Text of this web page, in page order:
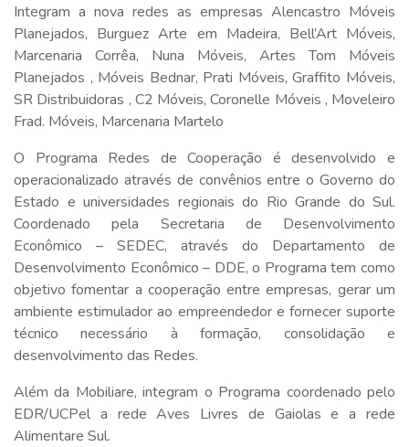
Integram a nova redes as empresas Alencastro Móveis
Planejados, Burguez Arte em Madeira, Bell’Art Móveis,
Marcenaria Corrêa, Nuna Móveis, Artes Tom Móveis
Planejados , Móveis Bednar, Prati Móveis, Graffito Móveis,
SR Distribuidoras , C2 Móveis, Coronelle Móveis , Moveleiro
Frad. Móveis, Marcenaria Martelo
O Programa Redes de Cooperação é desenvolvido e
operacionalizado através de convênios entre o Governo do
Estado e universidades regionais do Rio Grande do Sul.
Coordenado pela Secretaria de Desenvolvimento
Econômico – SEDEC, através do Departamento de
Desenvolvimento Econômico – DDE, o Programa tem como
objetivo fomentar a cooperação entre empresas, gerar um
ambiente estimulador ao empreendedor e fornecer suporte
técnico necessário à formação, consolidação e
desenvolvimento das Redes.
Além da Mobiliare, integram o Programa coordenado pelo
EDR/UCPel a rede Aves Livres de Gaiolas e a rede
Alimentare Sul.